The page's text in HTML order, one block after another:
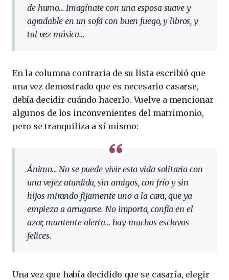
de humo… Imagínate con una esposa suave y
agradable en un sofá con buen fuego, y libros, y
tal vez música…
En la columna contraria de su lista escribió que
una vez demostrado que es necesario casarse,
debía decidir cuándo hacerlo. Vuelve a mencionar
algunos de los inconvenientes del matrimonio,
pero se tranquiliza a sí mismo:
Ánimo… No se puede vivir esta vida solitaria con
una vejez aturdida, sin amigos, con frío y sin
hijos mirando fijamente uno a la cara, que ya
empieza a arrugarse. No importa, confía en el
azar, mantente alerta… hay muchos esclavos
felices.
Una vez que había decidido que se casaría, elegir